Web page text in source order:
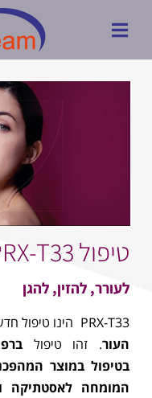
טיפול PRX-T33
לעורר, להזין, להגן
PRX-T33 הינו טיפול חדשני ומתקדם בטיפולי
העור. זהו טיפול
בטיפול במוצר
המומחה לאסטתיקה